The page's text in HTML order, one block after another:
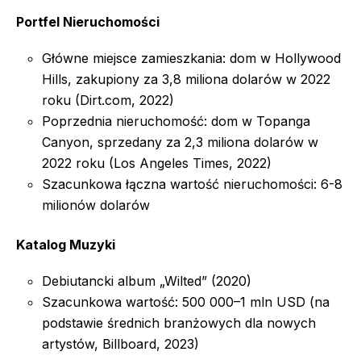
Portfel Nieruchomości
Główne miejsce zamieszkania: dom w Hollywood
Hills, zakupiony za 3,8 miliona dolarów w 2022
roku (Dirt.com, 2022)
Poprzednia nieruchomość: dom w Topanga
Canyon, sprzedany za 2,3 miliona dolarów w
2022 roku (Los Angeles Times, 2022)
Szacunkowa łączna wartość nieruchomości: 6-8
milionów dolarów
Katalog Muzyki
Debiutancki album „Wilted” (2020)
Szacunkowa wartość: 500 000–1 mln USD (na
podstawie średnich branżowych dla nowych
artystów, Billboard, 2023)